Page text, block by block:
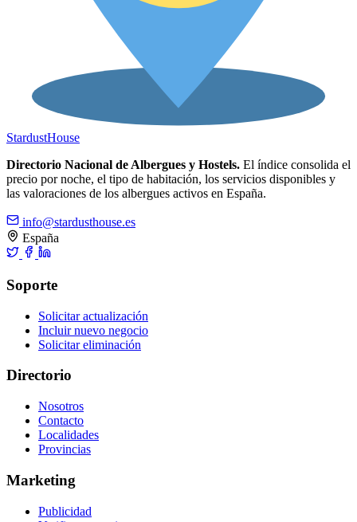
StardustHouse
Directorio Nacional de Albergues y Hostels. El índice consolida el
precio por noche, el tipo de habitación, los servicios disponibles y
las valoraciones de los albergues activos en España.
info@stardusthouse.es
España
Soporte
Solicitar actualización
Incluir nuevo negocio
Solicitar eliminación
Directorio
Nosotros
Contacto
Localidades
Provincias
Marketing
Publicidad